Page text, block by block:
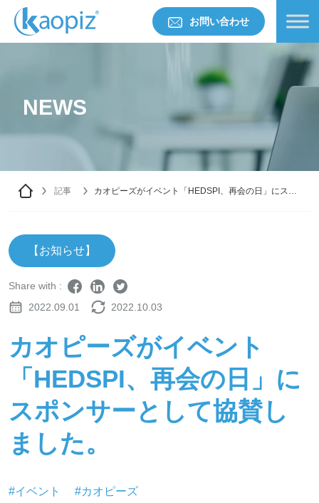
お問い合わせ
NEWS
記事
カオピーズがイベント「HEDSPI、再会の日」にスポ
【お知らせ】
Share with :
2022.09.01
2022.10.03
カオピーズがイベント
「HEDSPI、再会の日」に
スポンサーとして協賛し
ました。
#イベント #カオピーズ